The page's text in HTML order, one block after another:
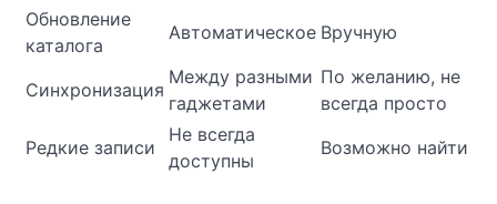
Обновление
каталога
Автоматическое Вручную
Синхронизация
Между разными
гаджетами
По желанию, не
всегда просто
Редкие записи
Не всегда
доступны
Возможно найти